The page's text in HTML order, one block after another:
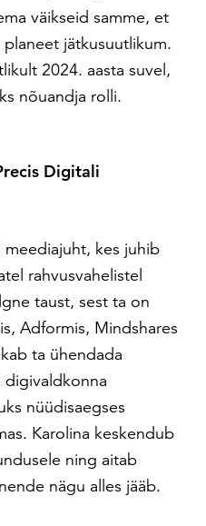
väikseid samme, et
jätkusuutlikum.
2024. aasta suvel,
nõuandja rolli.
Digitali
meediajuht, kes juhib
rahvusvahelistel
taust, sest ta on
Adformis, Mindshares
ta ühendada
digivaldkonna
nüüdisaegses
Karolina keskendub
ning aitab
nägu alles jääb.